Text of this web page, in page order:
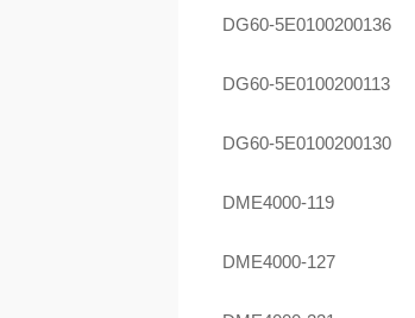
DG60-5E0100200136
DG60-5E0100200113
DG60-5E0100200130
DME4000-119
DME4000-127